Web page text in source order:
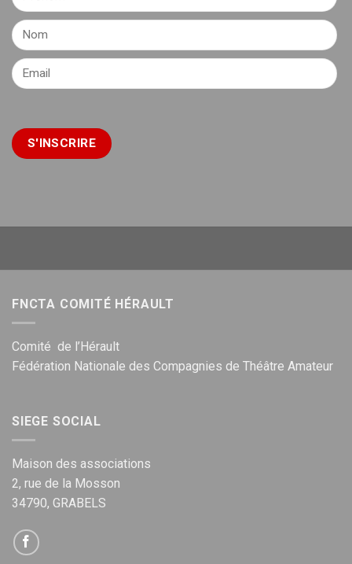
FNCTA COMITÉ HÉRAULT
Comité de l’Hérault
Fédération Nationale des Compagnies de Théâtre Amateur
SIEGE SOCIAL
Maison des associations
2, rue de la Mosson
34790, GRABELS